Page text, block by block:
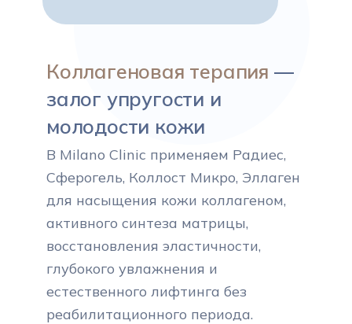
Коллагеновая терапия —
залог упругости и
молодости кожи
В Milano Clinic применяем Радиес,
Сферогель, Коллост Микро, Эллаген
для насыщения кожи коллагеном,
активного синтеза матрицы,
восстановления эластичности,
глубокого увлажнения и
естественного лифтинга без
реабилитационного периода.